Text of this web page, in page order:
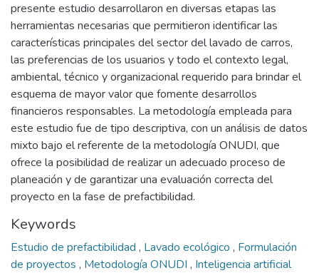
presente estudio desarrollaron en diversas etapas las
herramientas necesarias que permitieron identificar las
características principales del sector del lavado de carros,
las preferencias de los usuarios y todo el contexto legal,
ambiental, técnico y organizacional requerido para brindar el
esquema de mayor valor que fomente desarrollos
financieros responsables. La metodología empleada para
este estudio fue de tipo descriptiva, con un análisis de datos
mixto bajo el referente de la metodología ONUDI, que
ofrece la posibilidad de realizar un adecuado proceso de
planeación y de garantizar una evaluación correcta del
proyecto en la fase de prefactibilidad.
Keywords
Estudio de prefactibilidad , Lavado ecológico , Formulación
de proyectos , Metodología ONUDI , Inteligencia artificial